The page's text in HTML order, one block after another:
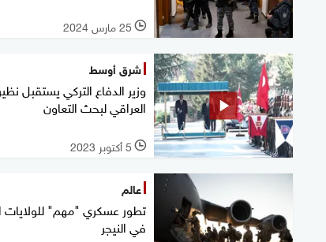
l 25 مارس 2024
شرق أوسط
وزير الدفاع التركي يستقبل
العراقي لبحث التعاون
l 5 أكتوبر 2023
عالم
تطور عسكري "مهم" للولايات
في النيجر